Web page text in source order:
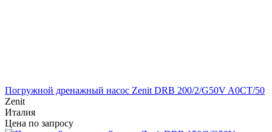
Погружной дренажный насос Zenit DRB 200/2/G50V A0CT/50
Zenit
Италия
Цена по запросу